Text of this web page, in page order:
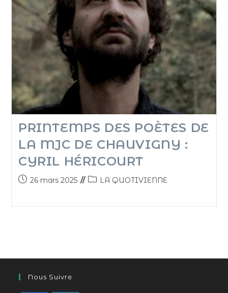
PRINTEMPS DES POÈTES DE
LA MJC DE CHAUVIGNY :
CYRIL HÉRICOURT
26 mars 2025 LA QUOTIVIENNE
Nous Suivre